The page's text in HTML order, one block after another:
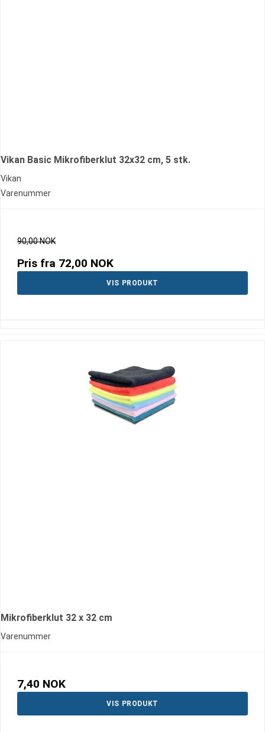
Vikan Basic Mikrofiberklut 32x32 cm, 5 stk.
Vikan
Varenummer
90,00 NOK
Pris fra 72,00 NOK
VIS PRODUKT
Mikrofiberklut 32 x 32 cm
Varenummer
7,40 NOK
VIS PRODUKT